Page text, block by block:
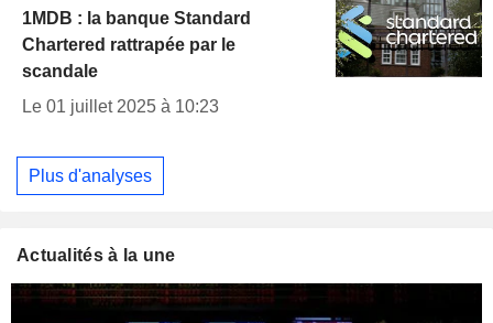
1MDB : la banque Standard
Chartered rattrapée par le
scandale
Le 01 juillet 2025 à 10:23
Plus d'analyses
Actualités à la une